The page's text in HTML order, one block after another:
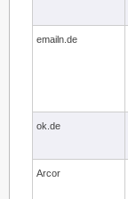
emailn.de
ok.de
Arcor